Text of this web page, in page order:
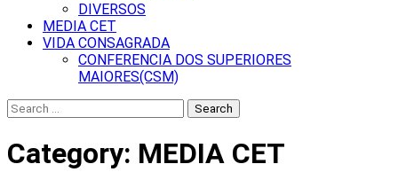
DIVERSOS
MEDIA CET
VIDA CONSAGRADA
CONFERENCIA DOS SUPERIORES
MAIORES(CSM)
Search
for:
Category: MEDIA CET